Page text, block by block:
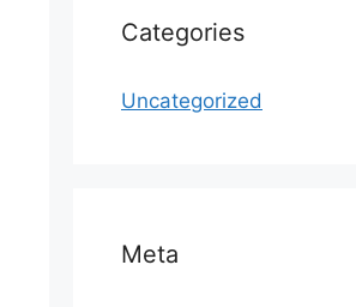
Categories
Uncategorized
Meta